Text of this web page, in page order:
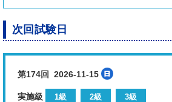
次回試験日
第174回 2026-11-15
実施級 1級 2級 3級